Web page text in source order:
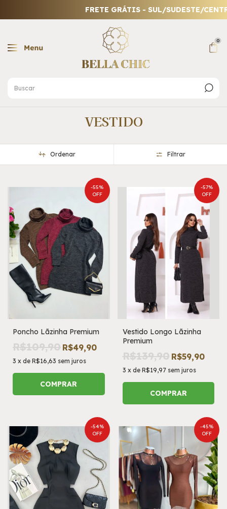
FRETE GRÁTIS - SUL/SUDESTE/CENTRO-
0
VESTIDO
Ordenar Filtrar
-55%
OFF
Poncho Lãzinha Premium
R$109,90 R$49,90
3 x de R$16,63 sem juros
COMPRAR
-57%
OFF
Vestido Longo Lãzinha
Premium
R$139,90 R$59,90
3 x de R$19,97 sem juros
COMPRAR
-54%
OFF
-45%
OFF